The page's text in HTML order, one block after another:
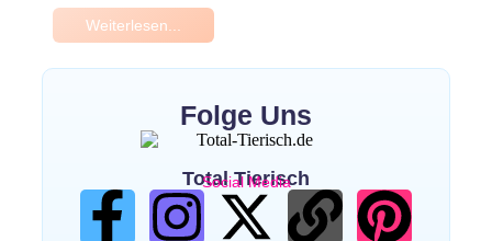
Weiterlesen...
Folge Uns
Total Tierisch
Social Media